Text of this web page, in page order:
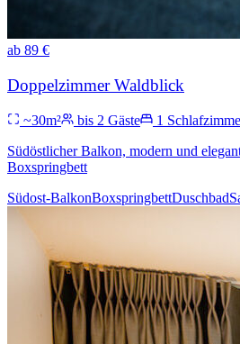
ab 89 €
Doppelzimmer Waldblick
~30m² bis 2 Gäste 1
Südöstlicher Balkon, modern und
Boxspringbett
Südost-BalkonBoxspringbettDuschbad